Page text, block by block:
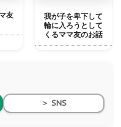
友
我が子を卑下して
輪に入ろうとして
くるママ友のお話
＞ SNS